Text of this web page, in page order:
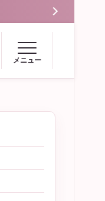
メニュー